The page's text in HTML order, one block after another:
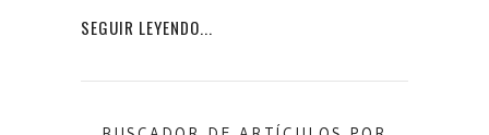
SEGUIR LEYENDO...